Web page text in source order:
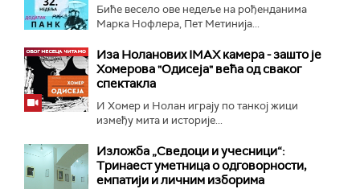
Биће весело ове недеље на рођенданима
Марка Нофлера, Пет Метинија...
Иза Ноланових IMAX камера - зашто је
Хомерова "Одисеја" већа од сваког
спектакла
И Хомер и Нолан играју по танкој жици
између мита и историје...
Изложба „Сведоци и учесници“:
Тринаест уметница о одговорности,
емпатији и личним изборима